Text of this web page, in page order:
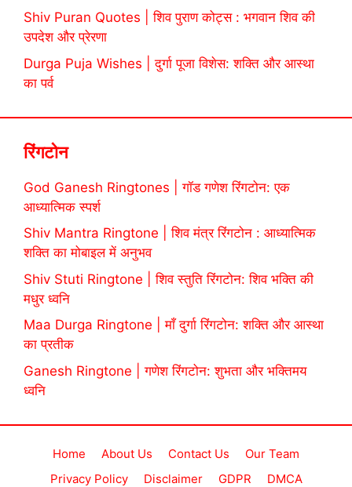
Shiv Puran Quotes | शिव पुराण कोट्स : भगवान शिव की
उपदेश और प्रेरणा
Durga Puja Wishes | दुर्गा पूजा विशेस: शक्ति और आस्था
का पर्व
रिंगटोन
God Ganesh Ringtones | गॉड गणेश रिंगटोन: एक
आध्यात्मिक स्पर्श
Shiv Mantra Ringtone | शिव मंत्र रिंगटोन : आध्यात्मिक
शक्ति का मोबाइल में अनुभव
Shiv Stuti Ringtone | शिव स्तुति रिंगटोन: शिव भक्ति की
मधुर ध्वनि
Maa Durga Ringtone | माँ दुर्गा रिंगटोन: शक्ति और आस्था
का प्रतीक
Ganesh Ringtone | गणेश रिंगटोन: शुभता और भक्तिमय
ध्वनि
Home About Us Contact Us
Our Team
Privacy Policy
Disclaimer GDPR DMCA